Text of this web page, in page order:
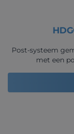
Post-systeem
met een